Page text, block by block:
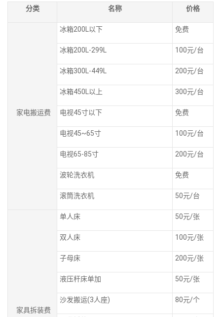
分类 名称 价格
家电搬运费
冰箱200L以下 免费
冰箱200L-299L 100元/台
冰箱300L-449L 200元/台
冰箱450L以上 300元/台
电视45寸以下 免费
电视45~65寸 100元/台
电视65-85寸 200元/台
波轮洗衣机 免费
滚筒洗衣机 50元/台
家具拆装费
单人床 50元/张
双人床 100元/张
子母床 200元/张
液压杆床单加 50元/张
沙发搬运(3人座) 80元/个